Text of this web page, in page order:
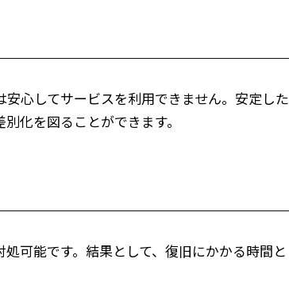
心してサービスを利用できません。安定した
化を図ることができます。
可能です。結果として、復旧にかかる時間と